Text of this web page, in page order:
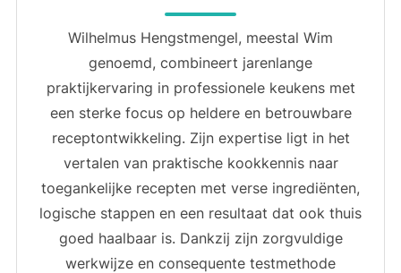
Wilhelmus Hengstmengel, meestal Wim
genoemd, combineert jarenlange
praktijkervaring in professionele keukens met
een sterke focus op heldere en betrouwbare
receptontwikkeling. Zijn expertise ligt in het
vertalen van praktische kookkennis naar
toegankelijke recepten met verse ingrediënten,
logische stappen en een resultaat dat ook thuis
goed haalbaar is. Dankzij zijn zorgvuldige
werkwijze en consequente testmethode